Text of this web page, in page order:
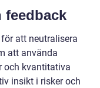
feedback
att neutralisera
att använda
och kvantitativa
insikt i risker och